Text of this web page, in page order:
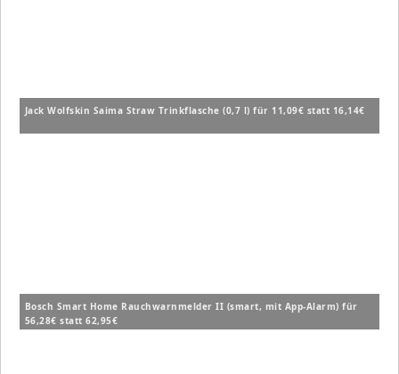
Jack Wolfskin Saima Straw Trinkflasche (0,7 l) für 11,09€ statt 16,14€
Bosch Smart Home Rauchwarnmelder II (smart, mit App-Alarm) für
56,28€ statt 62,95€